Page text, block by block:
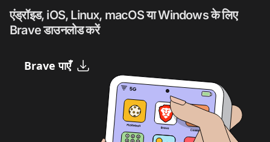
एंड्रॉइड, iOS, Linux, macOS या Windows के लिए
Brave डाउनलोड करें
Brave पाएँ